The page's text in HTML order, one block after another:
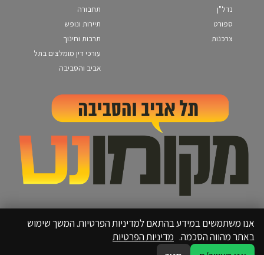
נדל"ן
ספורט
צרכנות
תחבורה
תיירות ונופש
תרבות וחינוך
עורכי דין מומלצים בתל
אביב והסביבה
אנו משתמשים במידע בהתאם למדיניות הפרטיות. המשך שימוש
באתר מהווה הסכמה. מדיניות הפרטיות